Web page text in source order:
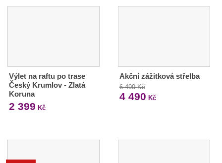
Výlet na raftu po trase
Český Krumlov - Zlatá
Koruna
2 399 Kč
Akční zážitková střelba
6 490 Kč
4 490 Kč